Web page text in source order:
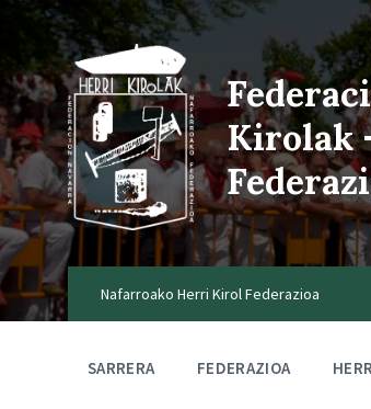
Kirolak
Nafarroako Herri Kirol Federazioa
SARRERA FEDERAZIOA